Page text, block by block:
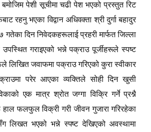
पेशी सूचीमा चढी पेश भएको प्रस्तुत रिट
रहनु भएका विद्वान अधिवक्ता श्री दुर्गा बहादुर
दिन निवेदकहरूलाई प्रहरी मार्फत जिल्ला
उपस्थित गराइएको भन्ने पक्राउ पूर्जीहरूले स्पष्ट
लिखित जवाफमा पक्राउ गरिएको कुरा स्वीकार
परेर आएका व्यक्तिले सोही दिन खुसी
एक मात्र श्रोत जग्गा विक्रि गर्ने प्रश्नै
फलफुल विक्री गरी जीवन गुजारा गरिरहेका
लिखत भएको भन्ने स्पष्ट देखिएको अवस्थामा